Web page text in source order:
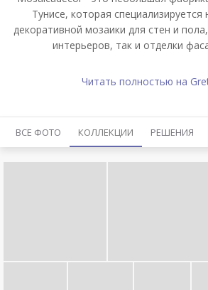
Тунисе, которая специализируется
декоративной мозаики для стен и
интерьеров, так и отделки
Читать полностью на
ВСЕ ФОТО КОЛЛЕКЦИИ РЕШЕНИЯ